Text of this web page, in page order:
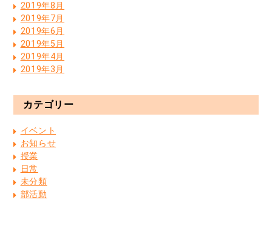
2019年8月
2019年7月
2019年6月
2019年5月
2019年4月
2019年3月
カテゴリー
イベント
お知らせ
授業
日常
未分類
部活動